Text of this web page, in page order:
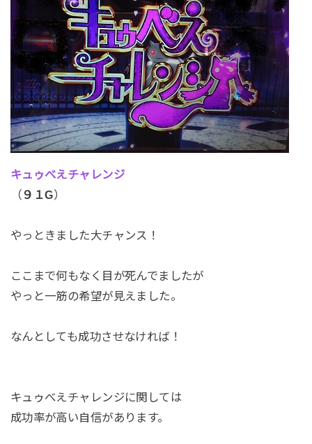
キュゥべえチャレンジ
（ ９１G）
やっときました大チャンス！
ここまで何もなく目が死んでましたが
やっと一筋の希望が見えました。
なんとしても成功させなければ！
キュゥべえチャレンジに関しては
成功率が高い自信があります。